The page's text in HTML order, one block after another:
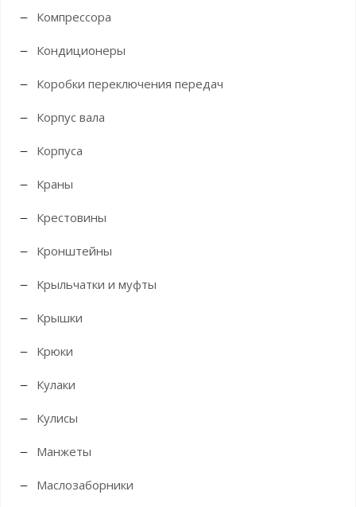
Компрессора
Кондиционеры
Коробки переключения передач
Корпус вала
Корпуса
Краны
Крестовины
Кронштейны
Крыльчатки и муфты
Крышки
Крюки
Кулаки
Кулисы
Манжеты
Маслозаборники